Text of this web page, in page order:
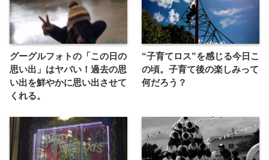
グーグルフォトの「この日の
思い出」はヤバい！過去の思
い出を鮮やかに思い出させて
くれる。
“子育てロス”を感じる今日こ
の頃。子育て後の楽しみって
何だろう？